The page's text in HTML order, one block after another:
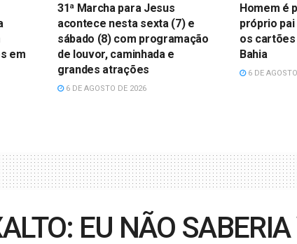
em
31ª Marcha para Jesus
acontece nesta sexta (7) e
sábado (8) com programação
de louvor, caminhada e
grandes atrações
6 DE AGOSTO DE 2026
Homem é
próprio
os cartões
Bahia
6 DE
EU NÃO